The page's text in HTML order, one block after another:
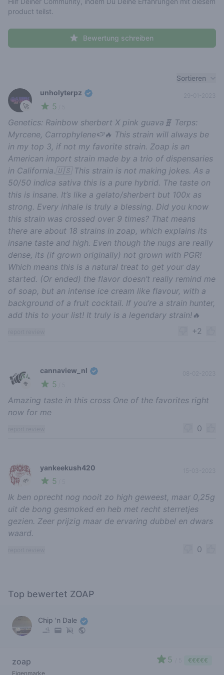
product teilst.
Bewertung schreiben
Sortieren
🚀
unholyterpz
5
29-01-2023
Genetics: Rainbow sherbert X pink guava🧬 Terps:
Myrcene, Carrophylene🍉🔥 This strain will always be
in my top 3, if not my favorite strain. Zoap is an
American import strain made by a trio of dispensaries
in California.🇺🇸 This strain is not making jokes. As a
50/50 indica sativa this is a pure hybrid. The taste on
this is insane. It’s like a gelato/sherbert but 100x as
strong. Every inhale is truly a blessing. Did you know
this strain was crossed over 9 times? That means
there are about 18 strains in zoap, which explains its
insane taste and high. Even though the nugs are really
dense, its (if grown originally) not grown with PGR!
Which means this is a natural treat to get your day
started. (Or ended) the flavor doesn’t really remind me
of soap, but an intense ice cream like flavour, with a
background of a fruit cocktail. If you’re a strain hunter,
add this to your list! It truly is a legendary strain!🔥
+2
🥦
cannaview_nl
5
08-02-2023
Amazing taste in this cross One of the favorites right
now for me
0
🌱
yankeekush420
5
15-03-2023
Ik ben oprecht nog nooit zo high geweest, maar 0,25g
uit de bong gesmoked en heb met recht sterretjes
gezien. Zeer prijzig maar de ervaring dubbel en dwars
waard.
0
Top bewertet ZOAP
Chip 'n Dale
zoap
Eigenmarke
5 €€€€€